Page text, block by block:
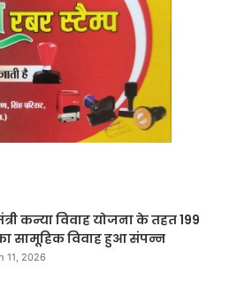
कन्या विवाह योजना के तहत 199
सामूहिक विवाह हुआ संपन्न
11, 2026